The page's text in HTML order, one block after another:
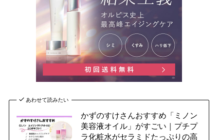
あわせて読みたい
かずのすけさんおすすめ「ミノン
美容液オイル」がすごい｜プチプ
ラ化粧水がセラミドたっぷりの高